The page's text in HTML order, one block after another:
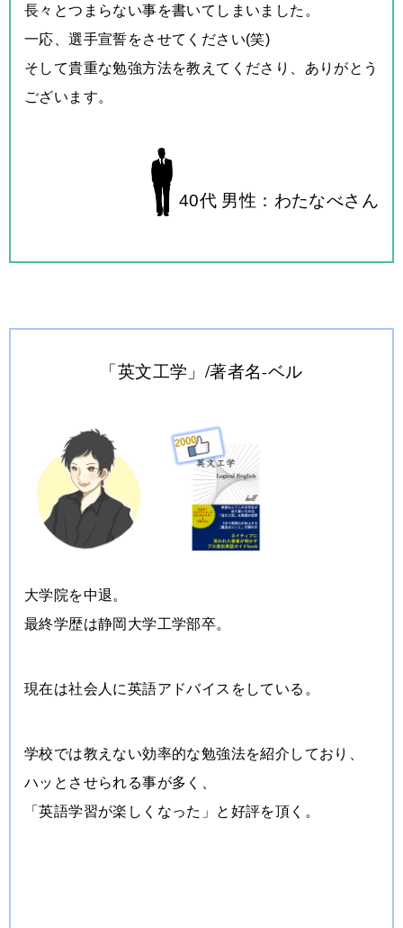
長々とつまらない事を書いてしまいました。
一応、選手宣誓をさせてください(笑)
そして貴重な勉強方法を教えてくださり、ありがとう
ございます。
40代 男性：わたなべさん
「英文工学」/著者名-ベル
大学院を中退。
最終学歴は静岡大学工学部卒。
現在は社会人に英語アドバイスをしている。
学校では教えない効率的な勉強法を紹介しており、
ハッとさせられる事が多く、
「英語学習が楽しくなった」と好評を頂く。